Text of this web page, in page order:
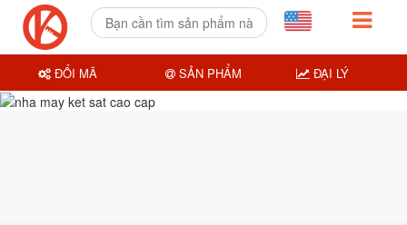
ĐỔI MÃ SẢN PHẨM ĐẠI LÝ